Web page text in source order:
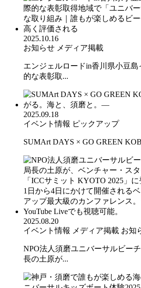
2025.10.16
お知らせ メディア掲載
エンジェルロードin香川県小豆
的な表彰取...
2025.09.18
イベント情報 ピックアップ
SUMArt DAYS × GO GREEN
2025.08.20
イベント情報 メディア掲載 お知
NPO法人須磨ユニバーサルビー
長の土原が...